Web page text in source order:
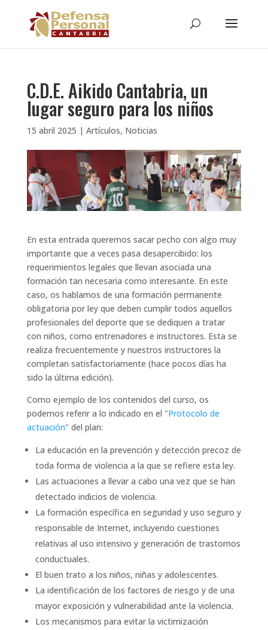
C.D.E. Aikido Cantabria, un
lugar seguro para los niños
15 abril 2025 | Artículos, Noticias
En esta entrada queremos sacar pecho con algo muy
importante que a veces pasa desapercibido: los
requerimientos legales que llevan asociada una
formación tan necesaria como interesante. En este
caso, os hablamos de una formación permanente
obligatoria por ley que deben cumplir todos aquellos
profesionales del deporte que se dediquen a tratar
con niños, como entrenadores e instructores. Esta se
realiza frecuentemente y nuestros instructores la
completan satisfactoriamente (hace pocos días ha
sido la última edición).
Como ejemplo de los contenidos del curso, os
podemos referir a lo indicado en el "Protocolo de
actuación" del plan:
La educación en la prevención y detección precoz de
toda forma de violencia a la que se refiere esta ley.
Las actuaciones a llevar a cabo una vez que se han
detectado indicios de violencia.
La formación específica en seguridad y uso seguro y
responsable de Internet, incluyendo cuestiones
relativas al uso intensivo y generación de trastornos
conductuales.
El buen trato a los niños, niñas y adolescentes.
La identificación de los factores de riesgo y de una
mayor exposición y vulnerabilidad ante la violencia.
Los mecanismos para evitar la victimización